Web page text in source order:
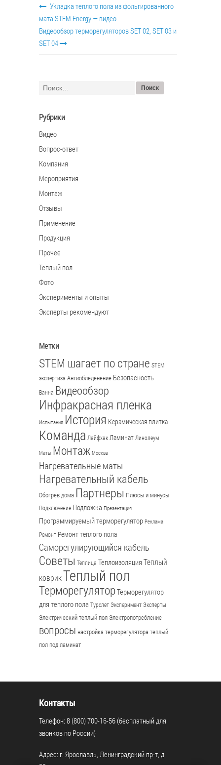
Укладка теплого пола из фольгированного
мата STEM Energy — видео
Видеообзор терморегуляторов SET 02, SET 03 и
SET 04
Рубрики
Видео
Вопрос-ответ
Компания
Мероприятия
Монтаж
Отзывы
Применение
Продукция
Прочее
Теплый пол
Фото
Эксперименты и опыты
Эксперты рекомендуют
Метки
STEM шагает по стране STEM
экспертиза Антиобледенение Безопасность
Ванна Видеообзор
Инфракрасная пленка
Испытания История Керамическая плитка
Команда Лайфхак Ламинат Линолеум
Маты Монтаж Москва
Нагревательные маты
Нагревательный кабель
Обогрев дома Партнеры Плюсы и минусы
Подключение Подложка Презентация
Программируемый терморегулятор Реклама
Ремонт Ремонт теплого пола
Саморегулирующийся кабель
Советы Теплица Теплоизоляция Теплый
коврикТеплый пол
ТерморегуляторТерморегулятор
для теплого пола Турслет Эксперимент Эксперты
Электрический теплый пол Электропотребление
вопросы настройка терморегуляторатеплый
пол под ламинат
Контакты
Телефон: 8 (800) 700-16-56 (бесплатный для
звонков по России)
Адрес: г. Ярославль, Ленинградский пр-т, д.